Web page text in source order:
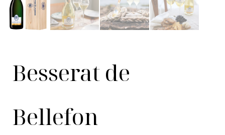
Besserat de
Bellefon